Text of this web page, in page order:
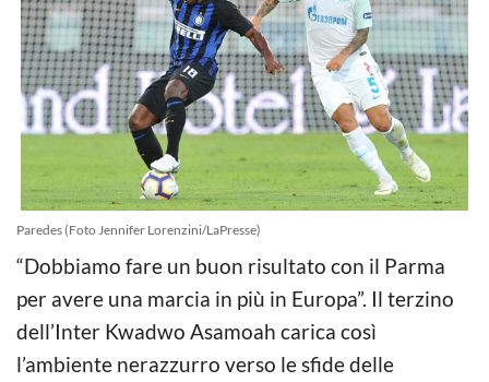
Paredes (Foto Jennifer Lorenzini/LaPresse)
“Dobbiamo fare un buon risultato con il Parma
per avere una marcia in più in Europa”. Il terzino
dell’Inter Kwadwo Asamoah carica così
l’ambiente nerazzurro verso le sfide delle